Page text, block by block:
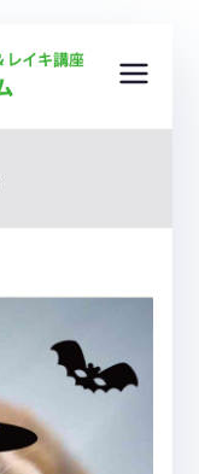
う
さ
ぎ
セラピ
療法）
キ講
＆ ク
リスタ